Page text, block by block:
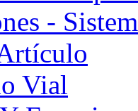
-
Vial